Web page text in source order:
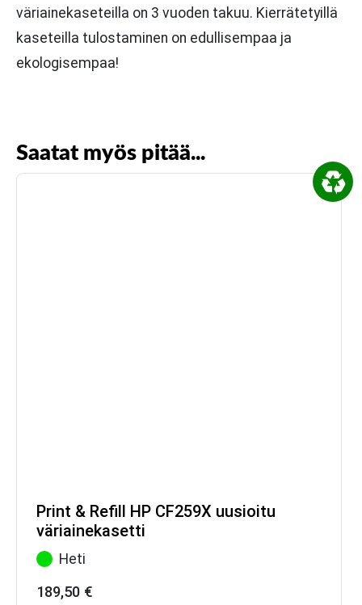
väriainekaseteilla on 3 vuoden takuu. Kierrätetyillä
kaseteilla tulostaminen on edullisempaa ja
ekologisempaa!
Saatat myös pitää...
Print & Refill HP CF259X uusioitu
väriainekasetti
Heti
189,50 €